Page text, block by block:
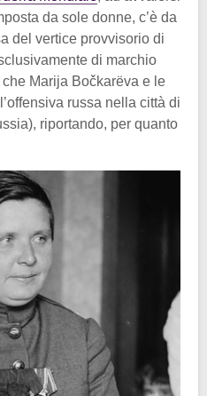
da sole donne, c’è da
del vertice provvisorio di
di marchio
Marija Bočkarëva e le
russa nella città di
riportando, per quanto